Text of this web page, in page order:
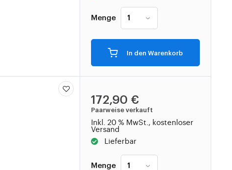
Menge
In den Warenkorb
172,90 €
Paarweise verkauft
Inkl. 20 % MwSt., kostenloser
Versand
Lieferbar
Menge